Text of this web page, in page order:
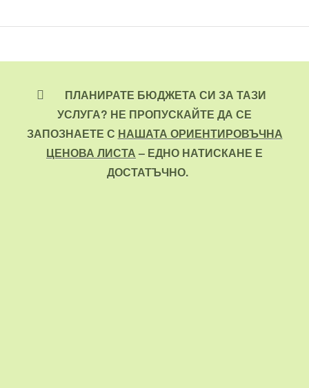
ПЛАНИРАТЕ БЮДЖЕТА СИ ЗА ТАЗИ
УСЛУГА? НЕ ПРОПУСКАЙТЕ ДА СЕ
ЗАПОЗНАЕТЕ С НАШАТА ОРИЕНТИРОВЪЧНА
ЦЕНОВА ЛИСТА– ЕДНО НАТИСКАНЕ Е
ДОСТАТЪЧНО.